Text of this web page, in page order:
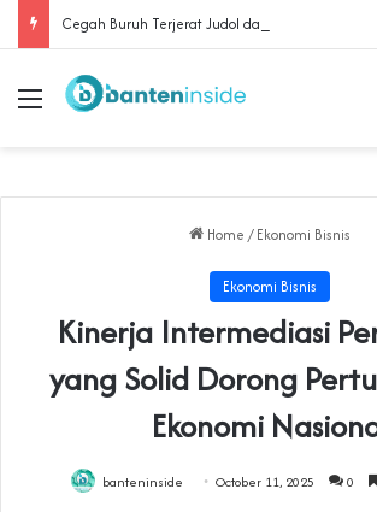
Menu
Home / Ekonomi Bisnis
Ekonomi Bisnis
Kinerja Intermediasi
yang Solid Dorong
Ekonomi
banteninside October 11, 2025 0